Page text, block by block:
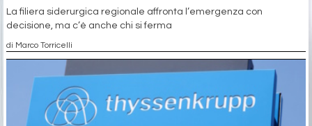
La filiera siderurgica regionale affronta l’emergenza con
decisione, ma c’è anche chi si ferma
di Marco Torricelli